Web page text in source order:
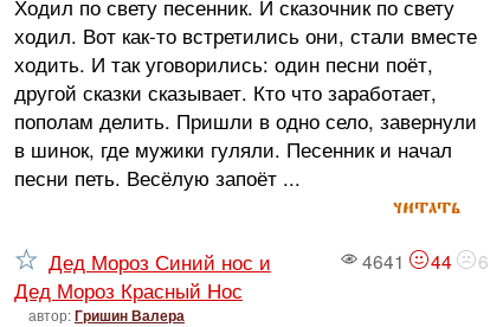
Ходил по свету песенник. И сказочник по свету
ходил. Вот как-то встретились они, стали вместе
ходить. И так уговорились: один песни поёт,
другой сказки сказывает. Кто что заработает,
пополам делить. Пришли в одно село, завернули
в шинок, где мужики гуляли. Песенник и начал
песни петь. Весёлую запоёт ...
читать
4641 44 6
Дед Мороз Синий нос и
Дед Мороз Красный Нос
автор:Гришин Валера